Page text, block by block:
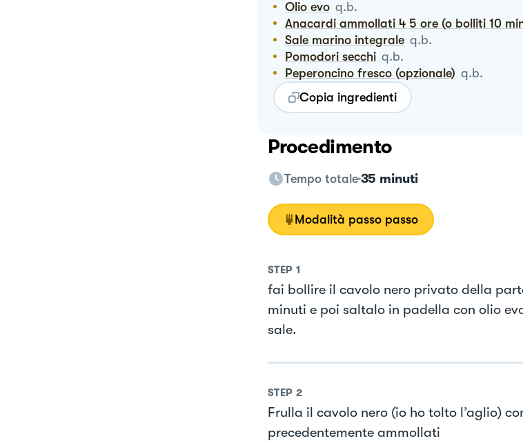
Olio evo q.b.
Anacardi ammollati 4 5 ore (o bolliti 10
Sale marino integrale q.b.
Pomodori secchi q.b.
Peperoncino fresco (opzionale) q.b.
Copia ingredienti
Procedimento
Tempo totale 35 minuti
Modalità passo passo
STEP 1
fai bollire il cavolo nero privato della
minuti e poi saltalo in padella con olio
sale.
STEP 2
Frulla il cavolo nero (io ho tolto l’aglio)
precedentemente ammollati